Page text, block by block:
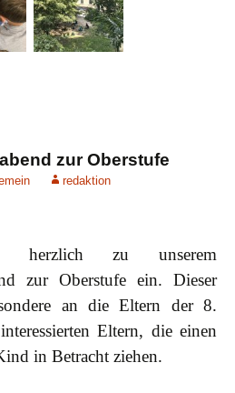
zur Oberstufe
redaktion
zu unserem
zur Oberstufe ein. Dieser
an die Eltern der 8.
Eltern, die einen
in Betracht ziehen.